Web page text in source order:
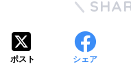
ポスト シェア